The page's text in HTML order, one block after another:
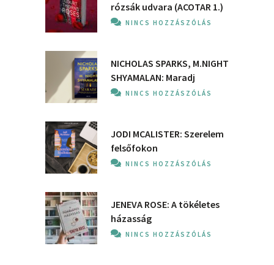
rózsák udvara (ACOTAR 1.)
NINCS HOZZÁSZÓLÁS
NICHOLAS SPARKS, M.NIGHT
SHYAMALAN: Maradj
NINCS HOZZÁSZÓLÁS
JODI MCALISTER: Szerelem
felsőfokon
NINCS HOZZÁSZÓLÁS
JENEVA ROSE: A ​tökéletes
házasság
NINCS HOZZÁSZÓLÁS